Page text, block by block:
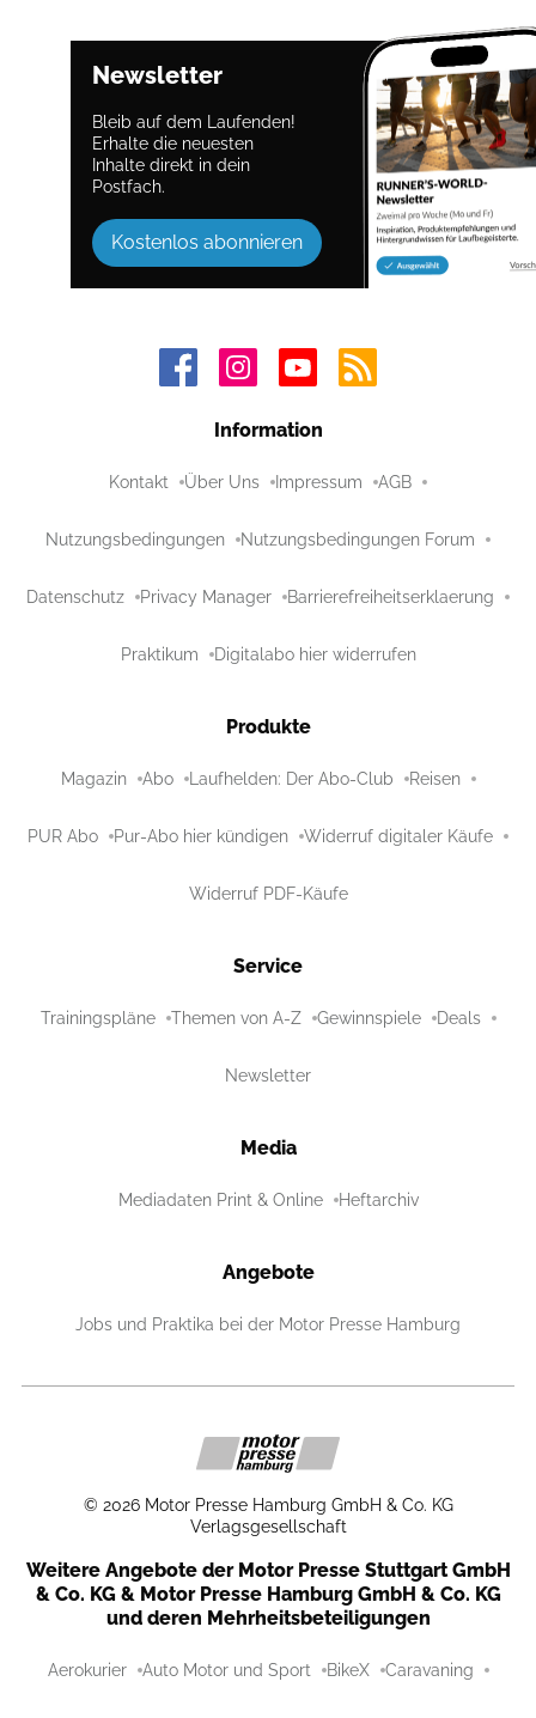
Newsletter
Bleib auf dem Laufenden!
Erhalte die neuesten
Inhalte direkt in dein
Postfach.
Kostenlos abonnieren
Information
Kontakt Über Uns Impressum AGB
Nutzungsbedingungen Nutzungsbedingungen Forum
Datenschutz Privacy Manager Barrierefreiheitserklaerung
Praktikum Digitalabo hier widerrufen
Produkte
Magazin Abo Laufhelden: Der Abo-Club Reisen
PUR Abo Pur-Abo hier kündigen Widerruf digitaler Käufe
Widerruf PDF-Käufe
Service
Trainingspläne Themen von A-Z Gewinnspiele Deals
Newsletter
Media
Mediadaten Print & Online Heftarchiv
Angebote
Jobs und Praktika bei der Motor Presse Hamburg
© 2026 Motor Presse Hamburg GmbH & Co. KG
Verlagsgesellschaft
Weitere Angebote der Motor Presse Stuttgart GmbH
& Co. KG & Motor Presse Hamburg GmbH & Co. KG
und deren Mehrheitsbeteiligungen
Aerokurier Auto Motor und Sport BikeX Caravaning